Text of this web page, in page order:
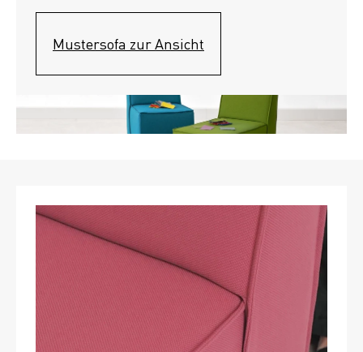
Mustersofa zur Ansicht